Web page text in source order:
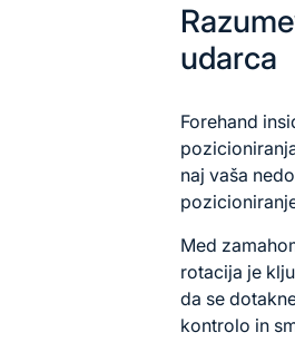
udarca
Forehand
naj vaša
Med
rotacija je
da se
kontrolo in